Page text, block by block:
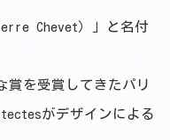
Chevet）」と名付
賞を受賞してきたパリ
がデザインによる